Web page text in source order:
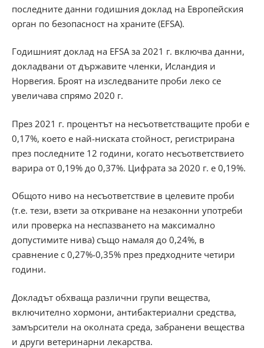
последните данни годишния доклад на Европейския
орган по безопасност на храните (EFSA).
Годишният доклад на EFSA за 2021 г. включва данни,
докладвани от държавите членки, Исландия и
Норвегия. Броят на изследваните проби леко се
увеличава спрямо 2020 г.
През 2021 г. процентът на несъответстващите проби е
0,17%, което е най-ниската стойност, регистрирана
през последните 12 години, когато несъответствието
варира от 0,19% до 0,37%. Цифрата за 2020 г. е 0,19%.
Общото ниво на несъответствие в целевите проби
(т.е. тези, взети за откриване на незаконни употреби
или проверка на неспазването на максимално
допустимите нива) също намаля до 0,24%, в
сравнение с 0,27%-0,35% през предходните четири
години.
Докладът обхваща различни групи вещества,
включително хормони, антибактериални средства,
замърсители на околната среда, забранени вещества
и други ветеринарни лекарства.